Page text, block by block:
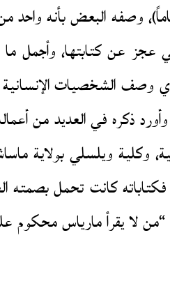
الروائي الإسباني خافيير مارياس عن عمر
رواياته تلك التي عجز عن
ذكره في العديد من
ويلسلي بولاية
كانت تحمل بصمته
لا يقرأ مارياس محكوم